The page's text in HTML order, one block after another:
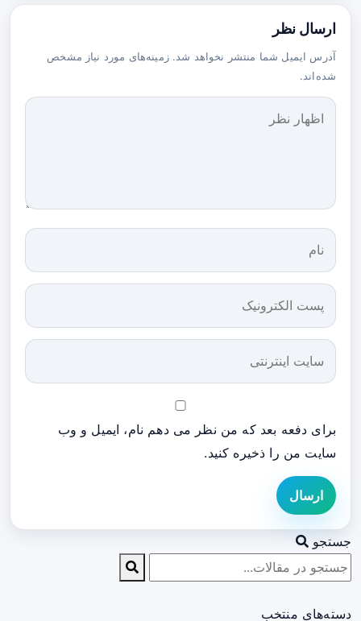
ارسال نظر
آدرس ایمیل شما منتشر نخواهد شد. زمینه‌های مورد نیاز مشخص
شده‌اند.
برای دفعه بعد که من نظر می دهم نام، ایمیل و وب
سایت من را ذخیره کنید.
ارسال
جستجو
دسته‌های منتخب